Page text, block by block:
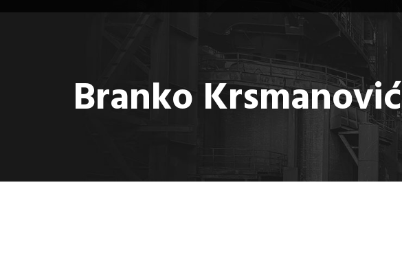
Branko Krsmanović